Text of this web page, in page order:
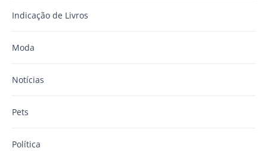
Indicação de Livros
Moda
Notícias
Pets
Política